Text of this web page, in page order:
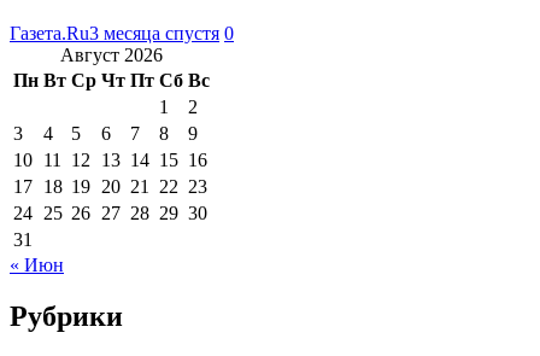
Газета.Ru3 месяца спустя 0
Август 2026
Пн Вт Ср Чт Пт Сб Вс
1
2
3
4 5 6 7 8
9
10 11 12 13 14 15 16
17 18 19 20 21 22 23
24 25 26 27 28 29 30
31
« Июн
Рубрики